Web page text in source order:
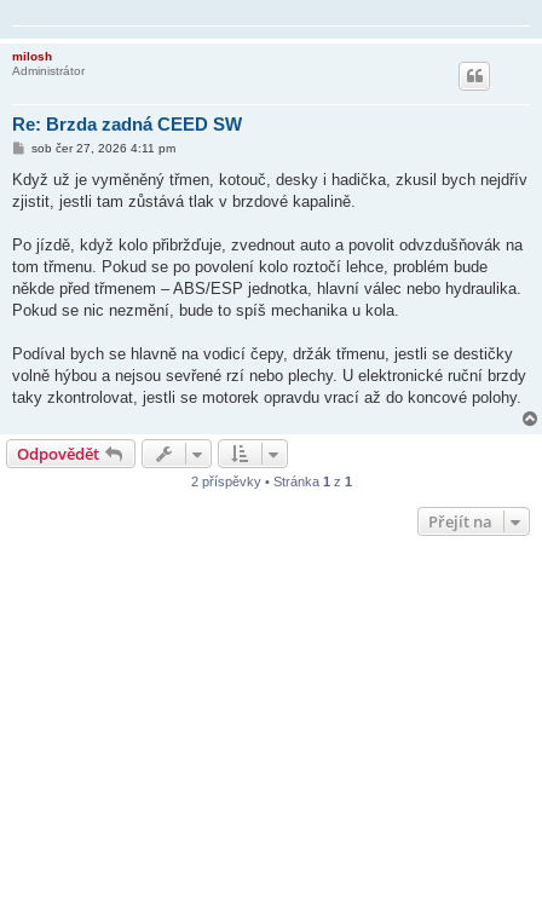
milosh
Administrátor
Re: Brzda zadná CEED SW
P
í
s
p
e
k
sob čer 27, 2026 4:11 pm
Když už je vyměněný třmen, kotouč, desky i hadička, zkusil bych nejdřív
zjistit, jestli tam zůstává tlak v brzdové kapalině.
Po jízdě, když kolo přibržďuje, zvednout auto a povolit odvzdušňovák na
tom třmenu. Pokud se po povolení kolo roztočí lehce, problém bude
někde před třmenem – ABS/ESP jednotka, hlavní válec nebo hydraulika.
Pokud se nic nezmění, bude to spíš mechanika u kola.
Podíval bych se hlavně na vodicí čepy, držák třmenu, jestli se destičky
volně hýbou a nejsou sevřené rzí nebo plechy. U elektronické ruční brzdy
taky zkontrolovat, jestli se motorek opravdu vrací až do koncové polohy.
Odpovědět
2 příspěvky • Stránka 1 z 1
Přejít na